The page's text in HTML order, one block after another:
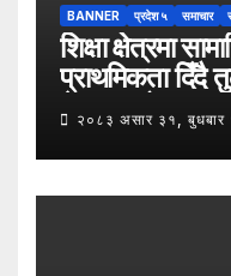
BANNER प्रदेश ५ समाचार
शिक्षा क्षेत्रमा
प्राथमिकता दिँदै
नेपाल उद्योग
दिवसको अवसर
जनश्रमिक आ बि
२०८३ असार ३१,